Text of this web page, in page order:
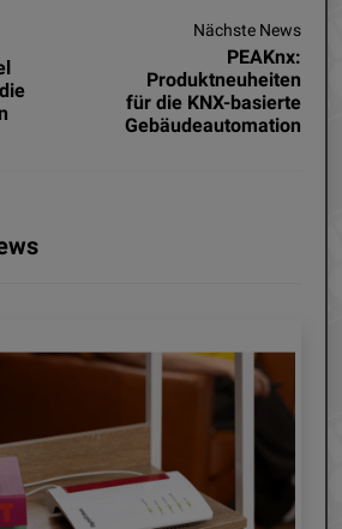
Nächste News
PEAKnx:
Produktneuheiten
für die KNX-basierte
Gebäudeautomation